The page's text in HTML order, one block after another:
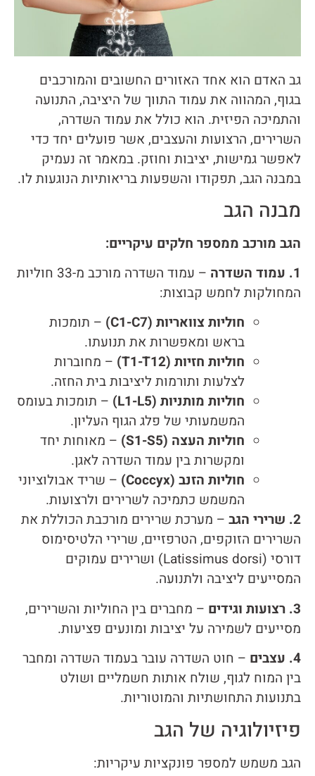
גב האדם הוא אחד האזורים החשובים והמורכבים
בגוף, המהווה את עמוד התווך של היציבה, התנועה
והתמיכה הפיזית. הוא כולל את עמוד השדרה,
השרירים, הרצועות והעצבים, אשר פועלים יחד כדי
לאפשר גמישות, יציבות וחוזק. במאמר זה נעמיק
במבנה הגב, תפקודו והשפעות בריאותיות הנוגעות לו.
מבנה הגב
הגב מורכב ממספר חלקים עיקריים:
1. עמוד השדרה
– עמוד השדרה מורכב מ-33 חוליות
המחולקות לחמש קבוצות:
חוליות צוואריות (C1-C7)
– תומכות
בראש ומאפשרות את תנועתו.
חוליות חזיות (T1-T12)
– מחוברות
לצלעות ותורמות ליציבות בית החזה.
חוליות מותניות (L1-L5)
– תומכות בעומס
המשמעותי של פלג הגוף העליון.
חוליות העצה (S1-S5)
– מאוחות יחד
ומקשרות בין עמוד השדרה לאגן.
חוליות הזנב (Coccyx)
– שריד אבולוציוני
המשמש כתמיכה לשרירים ולרצועות.
2. שרירי הגב
– מערכת שרירים מורכבת הכוללת את
השרירים הזוקפים, הטרפזיים, שרירי הלטיסימוס
דורסי (Latissimus dorsi) ושרירים עמוקים
המסייעים ליציבה ולתנועה.
3. רצועות וגידים
– מחברים בין החוליות והשרירים,
מסייעים לשמירה על יציבות ומונעים פציעות.
4. עצבים
– חוט השדרה עובר בעמוד השדרה ומחבר
בין המוח לגוף, שולח אותות חשמליים ושולט
בתנועות התחושתיות והמוטוריות.
פיזיולוגיה של הגב
הגב משמש למספר פונקציות עיקריות: